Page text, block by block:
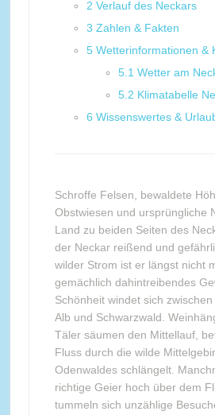
2 Verlauf des Neckars
3 Zahlen & Fakten
5 Wetterinformationen &
5.1 Wetter am
5.2 Klimatabelle
6 Wissenswertes &
Schroffe Felsen, bewaldete
Obstwiesen und ursprüngliche
Land zu beiden Seiten des
der Neckar reißend und
wilder Strom ist er längst nicht
gemächlich dahintreibendes
Schönheit windet sich
Alb und Schwarzwald.
Täler säumen den Mittellauf,
Fluss durch die wilde
Odenwaldes schlängelt.
richtige Geier hoch über dem
tummeln sich unzählige